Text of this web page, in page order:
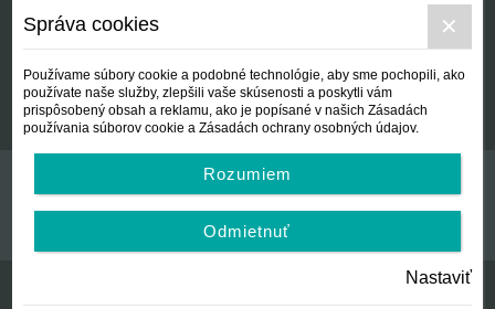
Kontakt
Všeobecné podmienky
Správa cookies
Používame súbory cookie a podobné technológie, aby sme pochopili, ako
používate naše služby, zlepšili vaše skúsenosti a poskytli vám
prispôsobený obsah a reklamu, ako je popísané v našich Zásadách
používania súborov cookie a Zásadách ochrany osobných údajov.
Rozumiem
Odmietnuť
Nastaviť